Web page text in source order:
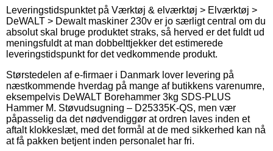
Leveringstidspunktet på Værktøj & elværktøj > Elværktøj >
DeWALT > Dewalt maskiner 230v er jo særligt central om du
absolut skal bruge produktet straks, så herved er det fuldt ud
meningsfuldt at man dobbelttjekker det estimerede
leveringstidspunkt for det vedkommende produkt.
Størstedelen af e-firmaer i Danmark lover levering på
næstkommende hverdag på mange af butikkens varenumre,
eksempelvis DeWALT Borehammer 3kg SDS-PLUS
Hammer M. Støvudsugning – D25335K-QS, men vær
påpasselig da det nødvendiggør at ordren laves inden et
aftalt klokkeslæt, med det formål at de med sikkerhed kan nå
at få pakken betjent inden personalet har fri.